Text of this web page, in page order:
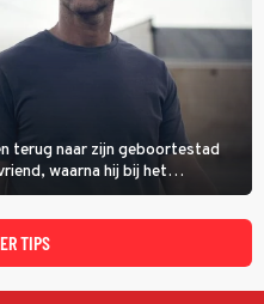
terug naar zijn geboortestad
waarna hij bij het
begint te vermoeden
TIPS